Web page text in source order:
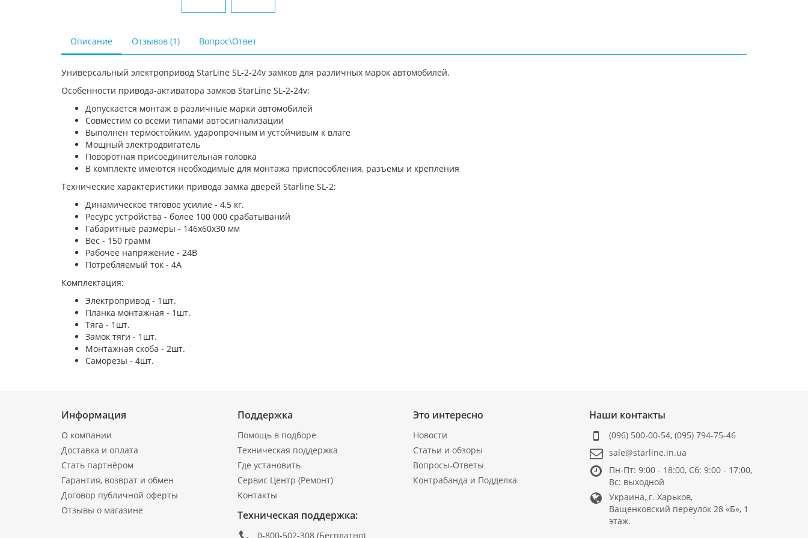
Описание Отзывов (1) Вопрос\Ответ
Универсальный электропривод StarLine SL-2-24v замков для различных марок автомобилей.
Особенности привода-активатора замков StarLine SL-2-24v:
Допускается монтаж в различные марки автомобилей
Совместим со всеми типами автосигнализации
Выполнен термостойким, ударопрочным и устойчивым к влаге
Мощный электродвигатель
Поворотная присоединительная головка
В комплекте имеются необходимые для монтажа приспособления, разъемы и крепления
Технические характеристики привода замка дверей Starline SL-2:
Динамическое тяговое усилие - 4,5 кг.
Ресурс устройства - более 100 000 срабатываний
Габаритные размеры - 146х60х30 мм
Вес - 150 грамм
Рабочее напряжение - 24В
Потребляемый ток - 4А
Комплектация:
Электропривод - 1шт.
Планка монтажная - 1шт.
Тяга - 1шт.
Замок тяги - 1шт.
Монтажная скоба - 2шт.
Саморезы - 4шт.
Информация
О компании
Доставка и оплата
Стать партнёром
Гарантия, возврат и обмен
Договор публичной оферты
Отзывы о магазине
Поддержка
Помощь в подборе
Техническая поддержка
Где установить
Сервис Центр (Ремонт)
Контакты
Техническая поддержка:
0-800-502-308 (Бесплатно)
Это интересно
Новости
Статьи и обзоры
Вопросы-Ответы
Контрабанда и Подделка
Наши контакты
(096) 500-00-54,(095) 794-75-46
sale@starline.in.ua
Пн-Пт: 9:00 - 18:00, Сб: 9:00 - 17:00,
Вс: выходной
Украина, г. Харьков,
Ващенковский переулок 28 «Б», 1
этаж.